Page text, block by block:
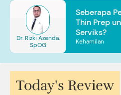
Dr. Rizki Azenda,
SpOG
Seberapa
Thin Prep
Serviks?
Kehamilan
Today's Review